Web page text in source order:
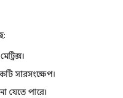
সারসংক্ষেপ।
যেতে পারে।